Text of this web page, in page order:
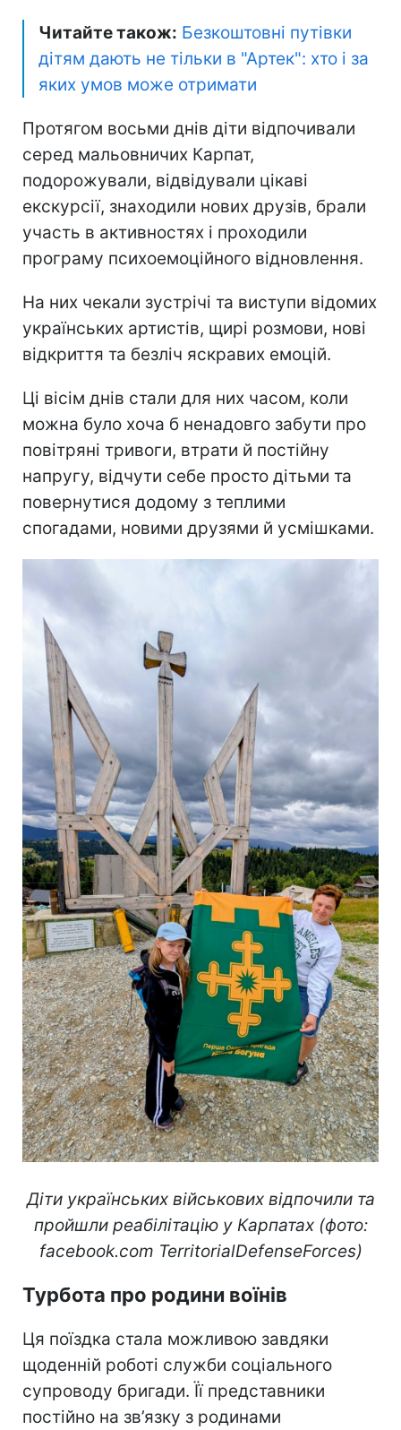
Читайте також: Безкоштовні путівки
дітям дають не тільки в "Артек": хто і за
яких умов може отримати
Протягом восьми днів діти відпочивали
серед мальовничих Карпат,
подорожували, відвідували цікаві
екскурсії, знаходили нових друзів, брали
участь в активностях і проходили
програму психоемоційного відновлення.
На них чекали зустрічі та виступи відомих
українських артистів, щирі розмови, нові
відкриття та безліч яскравих емоцій.
Ці вісім днів стали для них часом, коли
можна було хоча б ненадовго забути про
повітряні тривоги, втрати й постійну
напругу, відчути себе просто дітьми та
повернутися додому з теплими
спогадами, новими друзями й усмішками.
Діти українських військових відпочили та
пройшли реабілітацію у Карпатах (фото:
facebook.com TerritorialDefenseForces)
Турбота про родини воїнів
Ця поїздка стала можливою завдяки
щоденній роботі служби соціального
супроводу бригади. Її представники
постійно на зв’язку з родинами